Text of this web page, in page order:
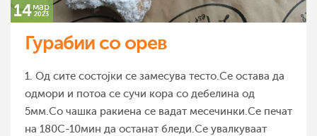
14мар
2023
Гурабии со орев
1. Од сите состојки се замесува тесто.Се остава да
одмори и потоа се сучи кора со дебелина од
5мм.Со чашка ракиена се вадат месечинки.Се печат
на 180С-10мин да останат бледи.Се увалкуваат